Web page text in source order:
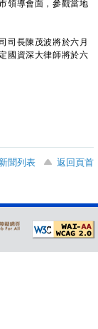
領導會面，參觀當地
長陳茂波將於六月
國資深大律師將於六
聞列表
返回頁首